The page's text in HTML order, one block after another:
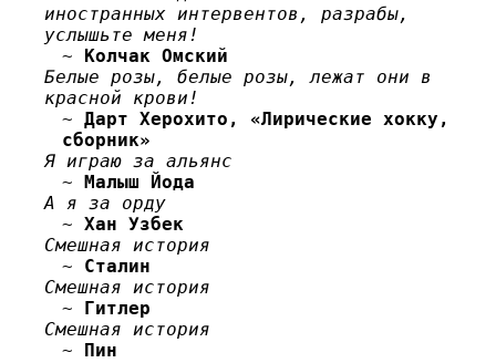
иностранных интервентов, разрабы,
услышьте меня!
~
Колчак Омский
Белые розы, белые розы, лежат они в
красной крови!
~ Дарт Херохито, «Лирические хокку,
сборник»
Я играю за альянс
~
Малыш Йода
А я за орду
~ Хан Узбек
Смешная история
~ Сталин
Смешная история
~
Гитлер
Смешная история
~
Пин